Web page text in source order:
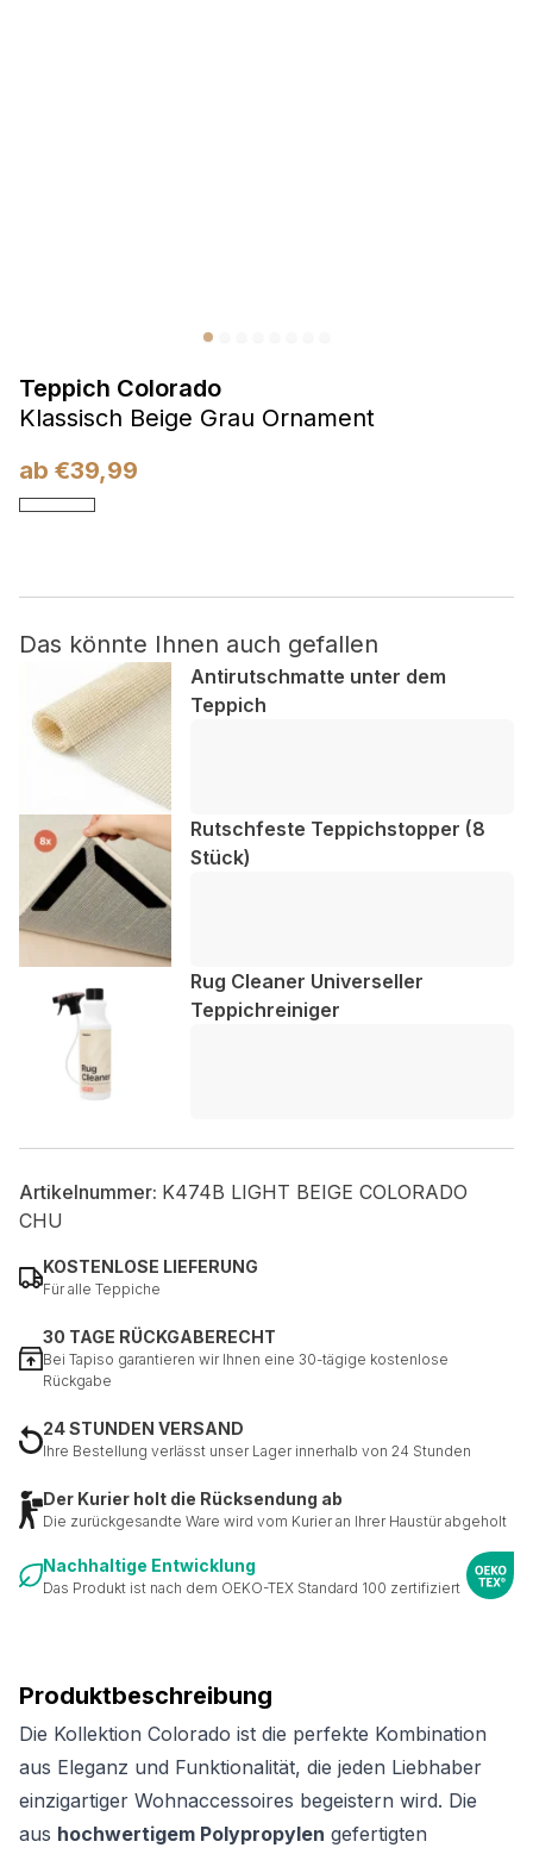
Teppich Colorado
Klassisch Beige Grau Ornament
ab €39,99
Produktbeschreibung
Die Kollektion Colorado ist die perfekte Kombination
aus Eleganz und Funktionalität, die jeden Liebhaber
einzigartiger Wohnaccessoires begeistern wird. Die
aus hochwertigem Polypropylen gefertigten
Das könnte Ihnen auch gefallen
Antirutschmatte unter dem
Teppich
Rutschfeste Teppichstopper (8
Stück)
Rug Cleaner Universeller
Teppichreiniger
Artikelnummer: K474B LIGHT BEIGE COLORADO
CHU
KOSTENLOSE LIEFERUNG
Für alle Teppiche
30 TAGE RÜCKGABERECHT
Bei Tapiso garantieren wir Ihnen eine 30-tägige kostenlose
Rückgabe
24 STUNDEN VERSAND
Ihre Bestellung verlässt unser Lager innerhalb von 24 Stunden
Der Kurier holt die Rücksendung ab
Die zurückgesandte Ware wird vom Kurier an Ihrer Haustür abgeholt
Nachhaltige Entwicklung
Das Produkt ist nach dem OEKO-TEX Standard 100 zertifiziert
Marketing
Marketing-Cookies werden verwendet, um Benutzer über
Websites hinweg zu verfolgen. Das Ziel ist es, Anzeigen
anzuzeigen, die für den einzelnen Benutzer relevant und
ansprechend sind und somit wertvoller für Herausgeber und
Nicht kategorisiert.
Andere nicht kategorisierte Cookies sind solche, die
analysiert werden und noch keiner Kategorie zugeordnet
wurden.
Meine Einstellungen speichern
Alle akzeptieren